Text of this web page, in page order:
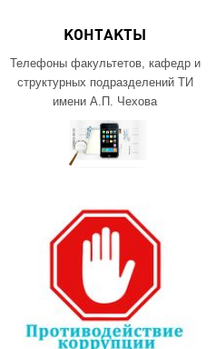
КОНТАКТЫ
Телефоны факультетов, кафедр и
структурных подразделений ТИ
имени А.П. Чехова